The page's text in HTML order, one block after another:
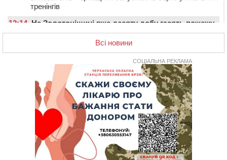
тренінгів
12:14 На Золотоніщині вже десяту добу гасять пожежу
торфу
Захисника зі Звенигородщини, який обороняв
Авдіївку, нагородили “Комбатантським хрестом”
На Черкащині п’яний мотоцикліст зіткнувся з
мопедом: двоє людей у лікарні
Ветерани МСК “Дніпро” вибороли бронзу чемпіонату
України
На Уманщині підрядника зобов’язали сплатити понад
670 тис грн штрафу за незаконні зміни до договору
Всі новини
СОЦІАЛЬНА РЕКЛАМА